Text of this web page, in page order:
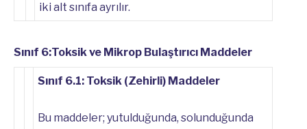
iki alt sınıfa ayrılır.
Sınıf 6:Toksik ve Mikrop Bulaştırıcı Maddeler
Sınıf 6.1: Toksik (Zehirli) Maddeler
Bu maddeler; yutulduğunda, solunduğunda